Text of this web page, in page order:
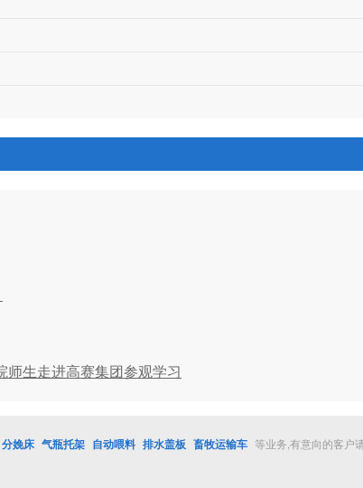
师生走进高赛集团参观学习
分娩床 气瓶托架 自动喂料 排水盖板 畜牧运输车 等业务,有意向的客户